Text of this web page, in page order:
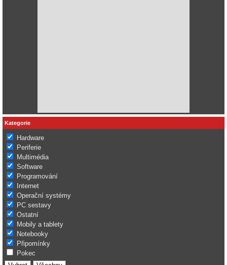
Kategorie
Hardware
Periferie
Multimédia
Software
Programování
Internet
Operační systémy
PC sestavy
Ostatní
Mobily a tablety
Notebooky
Připomínky
Pokec